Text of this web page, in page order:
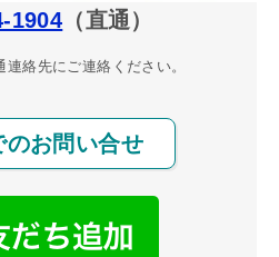
1904 （直通）
絡先にご連絡ください。
のお問い合せ